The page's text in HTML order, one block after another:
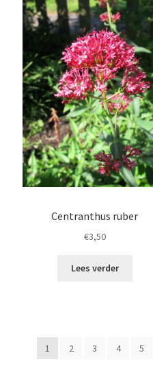
Centranthus ruber
€3,50
Lees verder
1 2 3 4 5